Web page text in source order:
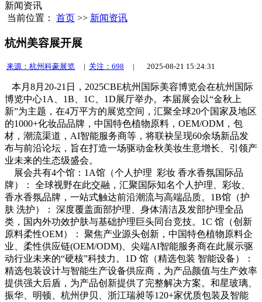
新闻资讯
当前位置： 首页 >> 新闻资讯
杭州美容展开展
来源：杭州科豪展览 | 关注：698 | 2025-08-21 15:24:31
本月8月20-21日，2025CBE杭州国际美容博览会在杭州国际
博览中心1A、1B、1C、1D展厅举办。本届展会以“金秋上
新”为主题，在4万平方的展览空间，汇聚全球20个国家及地区
的1000+化妆品品牌，中国特色植物原料，OEM/ODM，包
材，潮流渠道，AI智能服务商等，将联袂呈现60余场新品发
布与前沿论坛，旨在打造一场驱动金秋美妆生意增长、引领产
业未来的生态级盛会。
展会共有4个馆： 1A馆（个人护理 彩妆 香水香氛国际品
牌）： 全球视野在此交融，汇聚国际知名个人护理、彩妆、
香水香氛品牌，一站式触达前沿潮流与高端品质。 1B馆（护
肤 洗护）： 深度覆盖面部护理、身体清洁及发部护理全品
类，国内外功效护肤与基础护理巨头同台竞技。 1C 馆（创新
原料柔性OEM）： 聚焦产业源头创新，中国特色植物原料企
业、柔性供应链(OEM/ODM)、尖端AI智能服务商在此展示驱
动行业未来的“硬核”科技力。 1D 馆（精选包装 智能设备）：
精选包装设计与智能生产设备供应商，为产品颜值与生产效率
提供强大后盾，为产品创新提供了完整解决方案。和星玻璃、
振华、明顿、杭州伊贝、浙江瑞昶等120+家优质包装及智能